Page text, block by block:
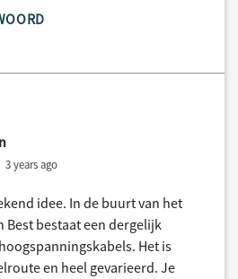
3 years ago
idee. In de buurt van het
Best bestaat een dergelijk
Het is
en heel gevarieerd. Je